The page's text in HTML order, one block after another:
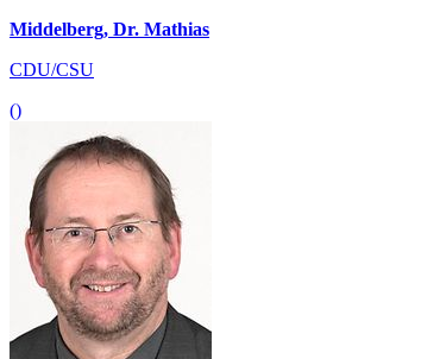
Middelberg, Dr. Mathias
CDU/CSU
()